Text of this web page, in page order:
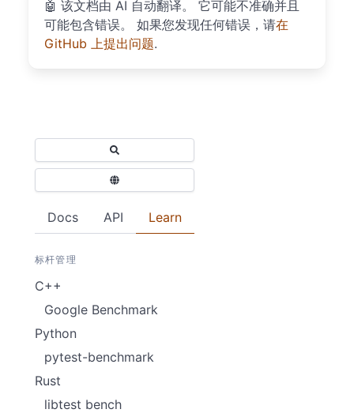
Docs API Learn
标杆管理
C++
Google Benchmark
Python
pytest-benchmark
Rust
libtest bench
🤖 该文档由 AI 自动翻译。 它可能不准确并且
可能包含错误。 如果您发现任何错误，请在
GitHub 上提出问题.